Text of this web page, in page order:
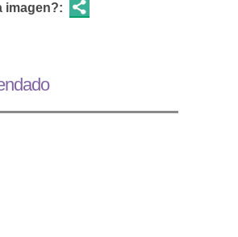
imagen?: